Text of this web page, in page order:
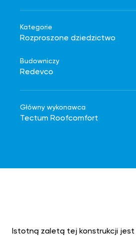
Kategorie
Rozproszone dziedzictwo
Budowniczy
Redevco
Główny wykonawca
Tectum Roofcomfort
Istotną zaletą tej konstrukcji jest